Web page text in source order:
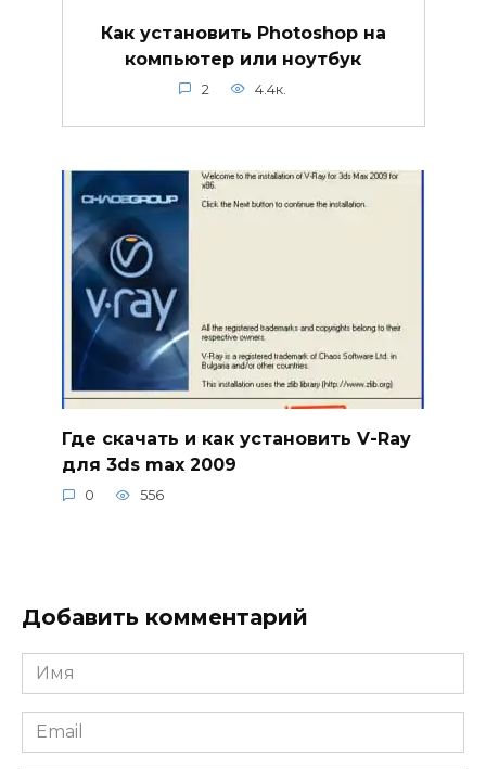
Как установить Photoshop на
компьютер или ноутбук
2 4.4к.
Где скачать и как установить V-Ray
для 3ds max 2009
0 556
Добавить комментарий
Имя
*
Email
*